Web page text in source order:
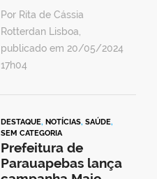
Por Rita de Cássia
Rotterdan Lisboa,
publicado em 20/05/2024
17h04
DESTAQUE, NOTÍCIAS, SAÚDE,
SEM CATEGORIA
Prefeitura de
Parauapebas lança